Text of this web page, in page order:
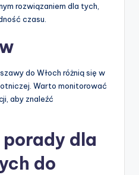
rozwiązaniem dla tych,
czasu.
do Włoch różnią się w
Warto monitorować
aby znaleźć
dla
do